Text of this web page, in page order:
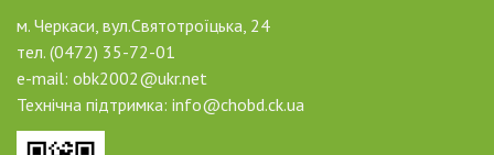
м. Черкаси, вул.Святотроїцька, 24
тел. (0472) 35-72-01
e-mail: obk2002@ukr.net
Технічна підтримка: info@chobd.ck.ua